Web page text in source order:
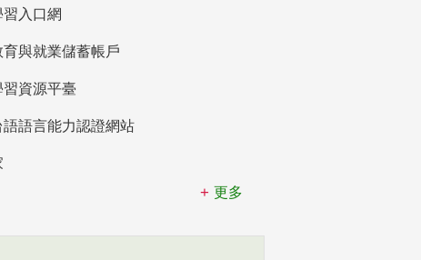
入口網
育與就業儲蓄帳戶
習資源平臺
語語言能力認證網站
更多